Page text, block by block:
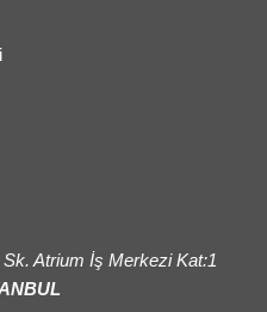
Atrium İş Merkezi Kat:1